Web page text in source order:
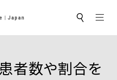
Japan サ
ト
索
者数や割合を